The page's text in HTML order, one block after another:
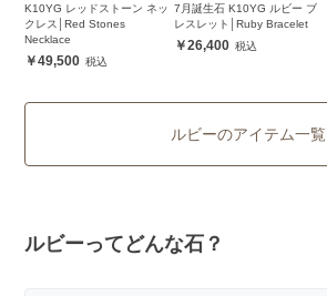
K10YG レッドストーン ネッ
クレス│Red Stones
Necklace
49,500
7月誕生石 K10YG ルビー ブ
レスレット│Ruby Bracelet
26,400
ルビーのアイテム一覧
ルビーってどんな石？